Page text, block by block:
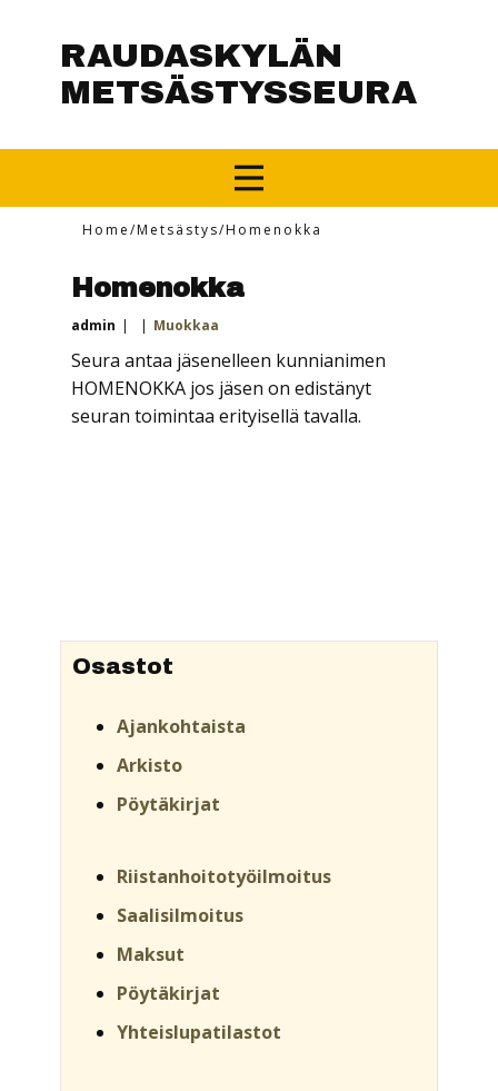
RAUDASKYLÄN
METSÄSTYSSEURA
Home/Metsästys/Homenokka
Homenokka
admin Muokkaa
Seura antaa jäsenelleen kunnianimen
HOMENOKKA jos jäsen on edistänyt
seuran toimintaa erityisellä tavalla.
Osastot
Ajankohtaista
Arkisto
Pöytäkirjat
Riistanhoitotyöilmoitus
Saalisilmoitus
Maksut
Pöytäkirjat
Yhteislupatilastot